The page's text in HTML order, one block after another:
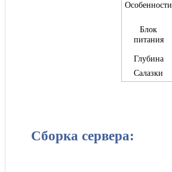
Особенности
Блок
питания
Глубина
Салазки
Сборка сервера: